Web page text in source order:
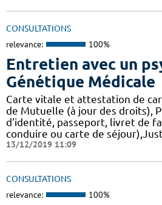
CONSULTATIONS
relevance: 100%
Entretien avec un
Génétique Médicale
Carte vitale et attestation de
de Mutuelle (à jour des droits),
d'identité, passeport, livret de
conduire ou carte de
13/12/2019 11:09
CONSULTATIONS
relevance: 100%